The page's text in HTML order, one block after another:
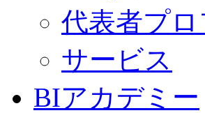
代表者プ
サービス
BIアカデミー